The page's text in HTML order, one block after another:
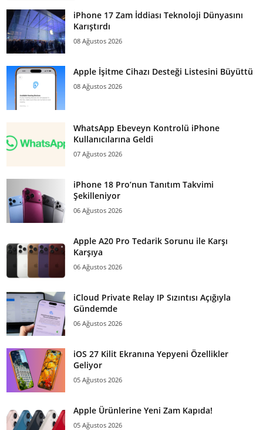
iPhone 17 Zam İddiası Teknoloji Dünyasını
Karıştırdı
08 Ağustos 2026
Apple İşitme Cihazı Desteği Listesini Büyüttü
08 Ağustos 2026
WhatsApp Ebeveyn Kontrolü iPhone
Kullanıcılarına Geldi
07 Ağustos 2026
iPhone 18 Pro’nun Tanıtım Takvimi
Şekilleniyor
06 Ağustos 2026
Apple A20 Pro Tedarik Sorunu ile Karşı
Karşıya
06 Ağustos 2026
iCloud Private Relay IP Sızıntısı Açığıyla
Gündemde
06 Ağustos 2026
iOS 27 Kilit Ekranına Yepyeni Özellikler
Geliyor
05 Ağustos 2026
Apple Ürünlerine Yeni Zam Kapıda!
05 Ağustos 2026